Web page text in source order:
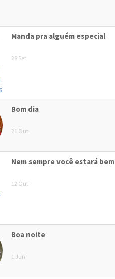
Manda pra alguém especial
28 Set
Bom dia
21 Out
Nem sempre você estará bem
12 Out
Boa noite
1 Jun